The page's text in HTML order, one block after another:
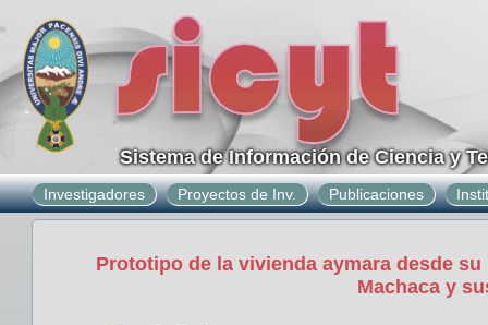
Sistema de Información de Ciencia y
Investigadores Proyectos de Inv. Publicaciones
Prototipo de la vivienda aymara desde
Machaca y